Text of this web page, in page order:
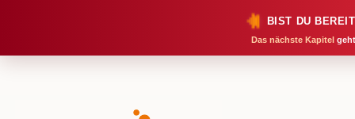
BIST DU
Das nächste Kapitel